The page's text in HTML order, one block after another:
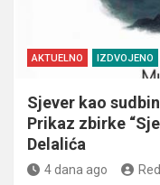
AKTUELNO IZDVOJENO
Sjever kao
Prikaz zbirke
Delalića
4 dana ago